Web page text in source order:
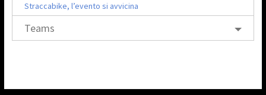
Straccabike, l’evento si avvicina
Teams